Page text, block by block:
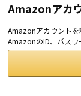
Amazonアカ
Amazonアカウントを
AmazonのID、パスワ